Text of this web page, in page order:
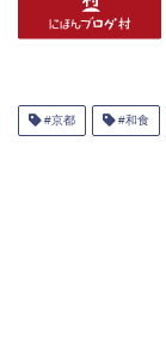
#京都 #和食